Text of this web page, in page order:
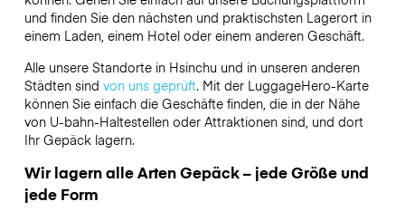
und finden Sie den nächsten und praktischsten Lagerort in
einem Laden, einem Hotel oder einem anderen Geschäft.
Alle unsere Standorte in Hsinchu und in unseren anderen
Städten sind von uns geprüft. Mit der LuggageHero-Karte
können Sie einfach die Geschäfte finden, die in der Nähe
von U-bahn-Haltestellen oder Attraktionen sind, und dort
Ihr Gepäck lagern.
Wir lagern alle Arten Gepäck – jede Größe und
jede Form